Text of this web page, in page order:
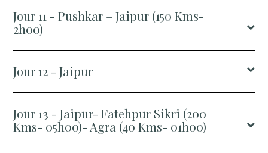
Jour 11 - Pushkar – Jaipur (150 Kms-
2h00)
Jour 12 - Jaipur
Jour 13 - Jaipur- Fatehpur Sikri (200
Kms- 05h00)- Agra (40 Kms- 01h00)